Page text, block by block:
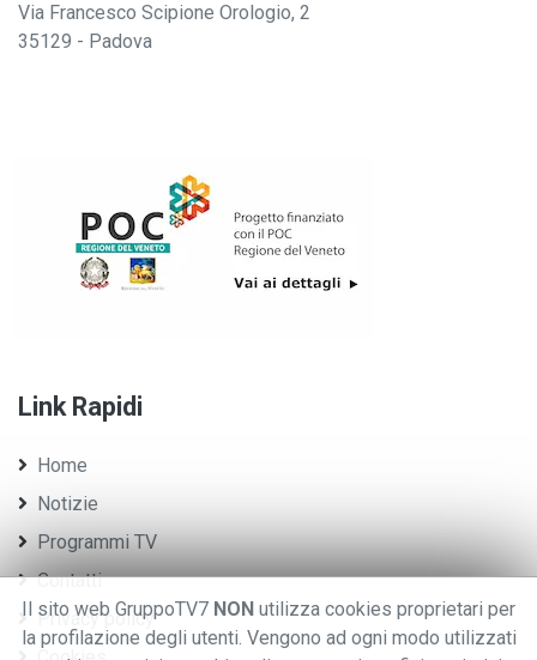
Via Francesco Scipione Orologio, 2
35129 - Padova
Link Rapidi
Home
Notizie
Programmi TV
Contatti
Privacy policy
Il sito web GruppoTV7 NON utilizza cookies proprietari per
la profilazione degli utenti. Vengono ad ogni modo utilizzati